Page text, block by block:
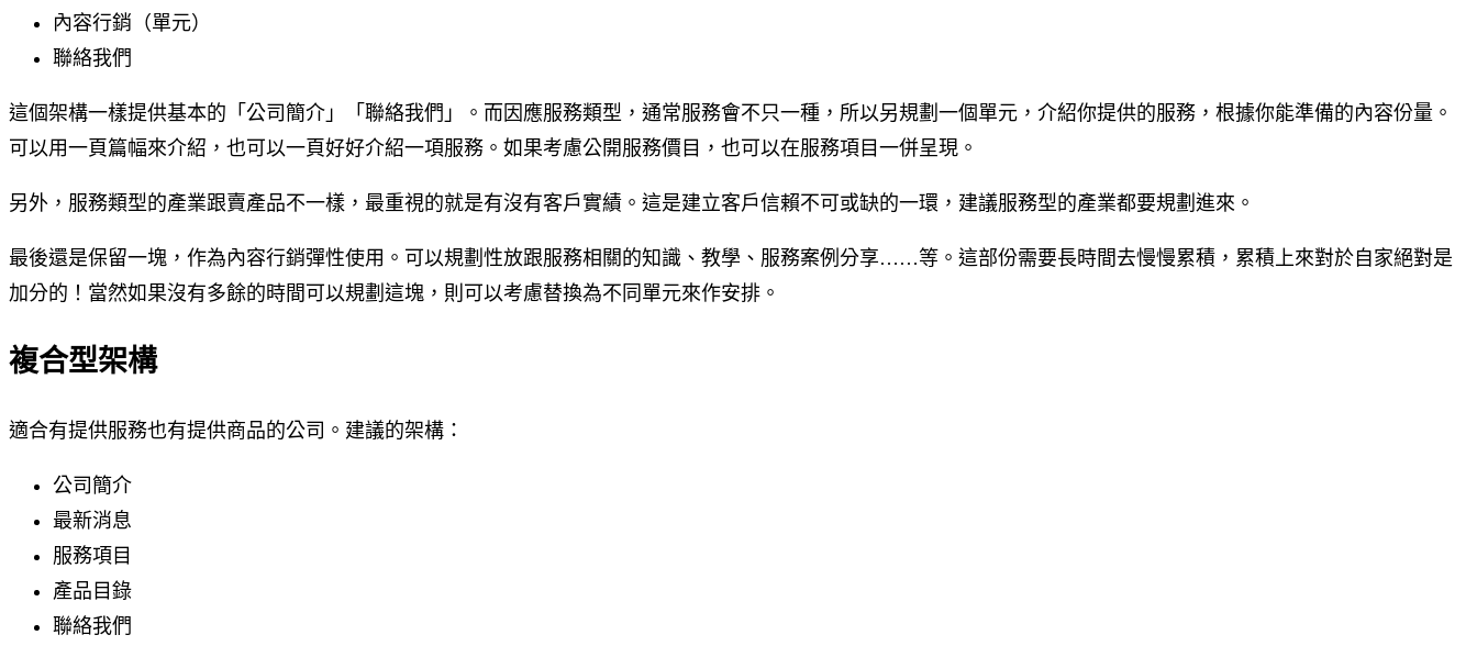
內容行銷（單元）
聯絡我們
這個架構一樣提供基本的「公司簡介」「聯絡我們」。而因應服務類型，通常服務會不只一種，所以另規劃一個單元，介紹你提供的服務，根據你能準備的內容份量。
可以用一頁篇幅來介紹，也可以一頁好好介紹一項服務。如果考慮公開服務價目，也可以在服務項目一併呈現。
另外，服務類型的產業跟賣產品不一樣，最重視的就是有沒有客戶實績。這是建立客戶信賴不可或缺的一環，建議服務型的產業都要規劃進來。
最後還是保留一塊，作為內容行銷彈性使用。可以規劃性放跟服務相關的知識、教學、服務案例分享……等。這部份需要長時間去慢慢累積，累積上來對於自家絕對是
加分的！當然如果沒有多餘的時間可以規劃這塊，則可以考慮替換為不同單元來作安排。
複合型架構
適合有提供服務也有提供商品的公司。建議的架構：
公司簡介
最新消息
服務項目
產品目錄
聯絡我們